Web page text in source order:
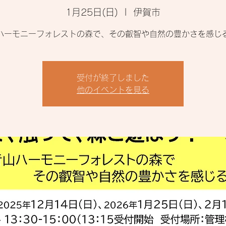
1月25日(日) 伊賀市
ーモニーフォレストの森で、その叡智や自然の豊かさを感じ
受付が終了しました
他のイベントを見る